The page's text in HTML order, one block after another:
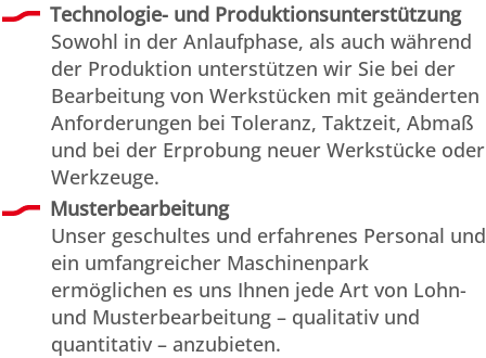
Technologie- und Produktionsunterstützung
Sowohl in der Anlaufphase, als auch während
der Produktion unterstützen wir Sie bei der
Bearbeitung von Werkstücken mit geänderten
Anforderungen bei Toleranz, Taktzeit, Abmaß
und bei der Erprobung neuer Werkstücke oder
Werkzeuge.
Musterbearbeitung
Unser geschultes und erfahrenes Personal und
ein umfangreicher Maschinenpark
ermöglichen es uns Ihnen jede Art von Lohn-
und Musterbearbeitung – qualitativ und
quantitativ – anzubieten.